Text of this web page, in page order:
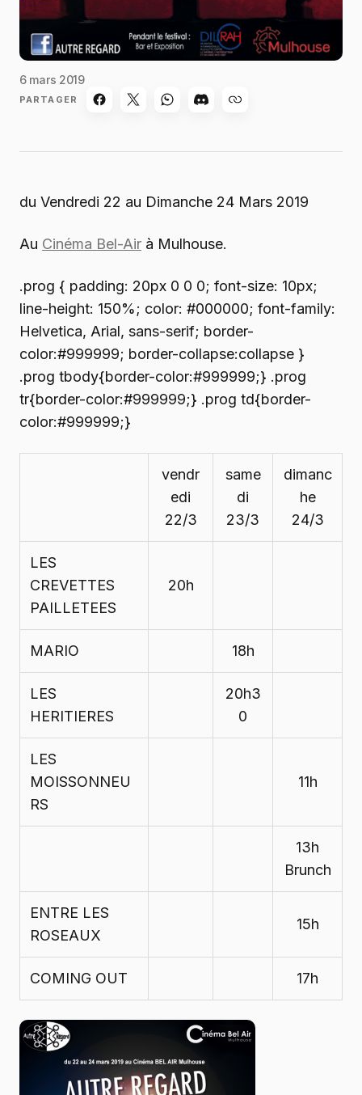
6 mars 2019
PARTAGER
du Vendredi 22 au Dimanche 24 Mars 2019
Au Cinéma Bel-Air à Mulhouse.
.prog { padding: 20px 0 0 0; font-size: 10px;
line-height: 150%; color: #000000; font-family:
Helvetica, Arial, sans-serif; border-
color:#999999; border-collapse:collapse }
.prog tbody{border-color:#999999;} .prog
tr{border-color:#999999;} .prog td{border-
color:#999999;}
vendr
edi
22/3
same
di
23/3
dimanc
he
24/3
LES
CREVETTES
PAILLETEES
20h
MARIO 18h
LES
HERITIERES
20h3
0
LES
MOISSONNEU
RS
11h
13h
Brunch
ENTRE LES
ROSEAUX
15h
COMING OUT 17h